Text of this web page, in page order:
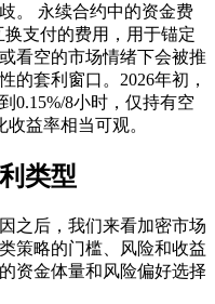
。 永续合约中的资金费
换支付的费用，用于锚定
看空的市场情绪下会被推
的套利窗口。2026年初，
0.15%/8小时，仅持有空
益率相当可观。
类型
之后，我们来看加密市场
策略的门槛、风险和收益
资金体量和风险偏好选择